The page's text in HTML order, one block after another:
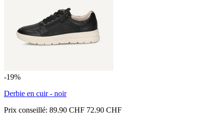
-19%
Derbie en cuir - noir
Prix conseillé: 89.90 CHF 72.90 CHF